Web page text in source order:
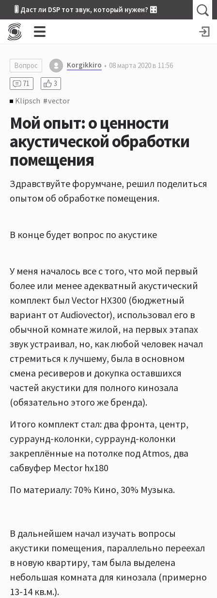
🎚 Даст ли DSP тот звук, который нужен? 🎛
Вопрос Korgikkiro
08 марта 2020 в 11:56
71
3
Klipsch vector
Мой опыт: о ценности
акустической обработки
помещения
Здравствуйте форумчане, решил поделиться
опытом об обработке помещения.
В конце будет вопрос по акустике
У меня началось все с того, что мой первый
более или менее адекватный акустический
комплект был Vector HX300 (бюджетный
вариант от Audiovector), использовал его в
обычной комнате жилой, на первых этапах
звук устраивал, но, как любой человек начал
стремиться к лучшему, была в основном
смена ресиверов и докупка оставшихся
частей акустики для полного кинозала
(обязательно этого же бренда).
Итого комплект стал: два фронта, центр,
сурраунд-колонки, сурраунд-колонки
закреплённые на потолке под Atmos, два
сабвуфер Мector hx180
По материалу: 70% Кино, 30% Музыка.
В дальнейшем начал изучать вопросы
акустики помещения, параллельно переехал
в новую квартиру, там была выделена
небольшая комната для кинозала (примерно
13-14 кв.м.).